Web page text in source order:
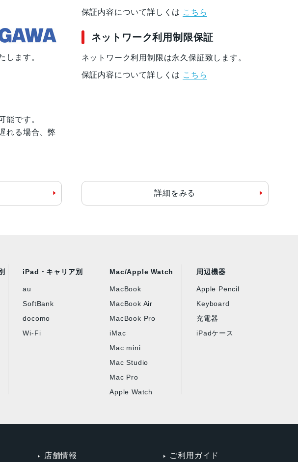
します。
能です。
れる場合、弊
保証内容について詳しくは こちら
ネットワーク利用制限保証
ネットワーク利用制限は永久保証致します。
保証内容について詳しくは こちら
詳細をみる
iPad・キャリア別
au
SoftBank
docomo
Wi-Fi
Mac/Apple Watch
MacBook
MacBook Air
MacBook Pro
iMac
Mac mini
Mac Studio
Mac Pro
Apple Watch
周辺機器
Apple Pencil
Keyboard
充電器
iPadケース
店舗情報 ご利用ガイド